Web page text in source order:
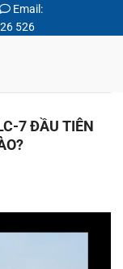
Email:
526
7 ĐẦU TIÊN